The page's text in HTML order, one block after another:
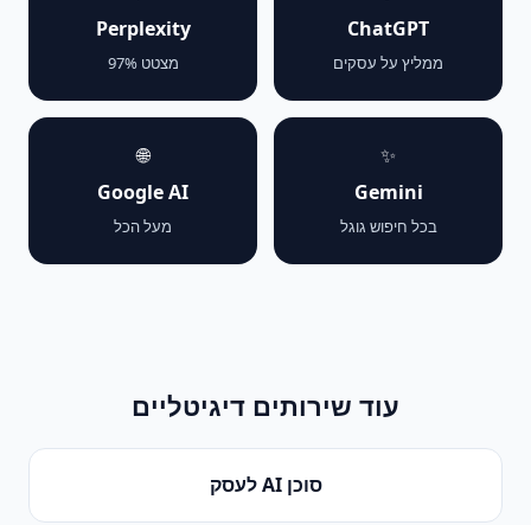
ChatGPT
ממליץ על עסקים
Perplexity
מצטט 97%
✨
Gemini
בכל חיפוש גוגל
🌐
Google AI
מעל הכל
עוד שירותים דיגיטליים
סוכן AI לעסק